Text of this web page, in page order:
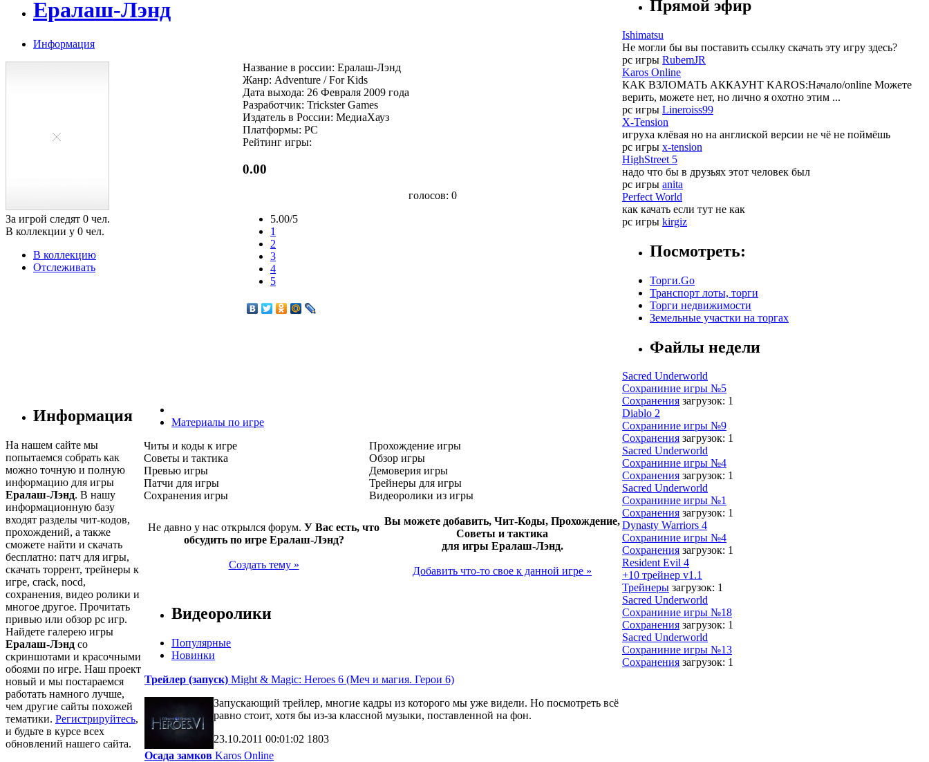
Ералаш-Лэнд
Информация
За игрой следят 0 чел.
В коллекции у 0 чел.
В коллекцию
Отслеживать
Название в россии: Ералаш-Лэнд
Жанр: Adventure / For Kids
Дата выхода: 26 Февраля 2009 года
Разработчик: Trickster Games
Издатель в России: МедиаХауз
Платформы: PC
Рейтинг игры:
0.00
голосов: 0
5.00/5
1
2
3
4
5
Информация
На нашем сайте мы
попытаемся собрать как
можно точную и полную
информацию для игры
Ералаш-Лэнд. В нашу
информационную базу
входят разделы чит-кодов,
прохождений, а также
сможете найти и скачать
бесплатно: патч для игры,
скачать торрент, трейнеры к
игре, crack, nocd,
сохранения, видео ролики и
многое другое. Прочитать
привью или обзор pc игр.
Найдете галерею игры
Ералаш-Лэнд со
скриншотами и красочными
обоями по игре. Наш проект
новый и мы постараемся
работать намного лучше,
чем другие сайты похожей
тематики. Регистрируйтесь,
и будьте в курсе всех
обновлений нашего сайта.
Материалы по игре
Читы и коды к игре
Прохождение игры
Советы и тактика
Обзор игры
Превью игры
Демоверия игры
Патчи для игры
Трейнеры для игры
Сохранения игры
Видеоролики из игры
Не давно у нас открылся форум. У Вас есть, что
обсудить по игре Ералаш-Лэнд?
Создать тему »
Вы можете добавить, Чит-Коды, Прохождение,
Советы и тактика
для игры Ералаш-Лэнд.
Добавить что-то свое к данной игре »
Видеоролики
Популярные
Новинки
Трейлер (запуск) Might & Magic: Heroes 6 (Меч и магия. Герои 6)
Запускающий трейлер, многие кадры из которого мы уже видели. Но посмотреть всё
равно стоит, хотя бы из-за классной музыки, поставленной на фон.
23.10.2011 00:01:02 1803
Осада замков Karos Online
Прямой эфир
Ishimatsu
Не могли бы вы поставить ссылку скачать эту игру здесь?
pc игры RubemJR
Karos Online
КАК ВЗЛОМАТЬ АККАУНТ KAROS:Начало/online Можете
верить, можете нет, но лично я охотно этим ...
pc игры Lineroiss99
X-Tension
игруха клёвая но на англиской версии не чё не поймёшь
pc игры x-tension
HighStreet 5
надо что бы в друзьях этот человек был
pc игры anita
Perfect World
как качать если тут не как
pc игры kirgiz
Посмотреть:
Торги.Go
Транспорт лоты, торги
Торги недвижимости
Земельные участки на торгах
Файлы недели
Sacred Underworld
Сохраниние игры №5
Сохранения загрузок: 1
Diablo 2
Сохраниние игры №9
Сохранения загрузок: 1
Sacred Underworld
Сохраниние игры №4
Сохранения загрузок: 1
Sacred Underworld
Сохраниние игры №1
Сохранения загрузок: 1
Dynasty Warriors 4
Сохраниние игры №4
Сохранения загрузок: 1
Resident Evil 4
+10 трейнер v1.1
Трейнеры загрузок: 1
Sacred Underworld
Сохраниние игры №18
Сохранения загрузок: 1
Sacred Underworld
Сохраниние игры №13
Сохранения загрузок: 1